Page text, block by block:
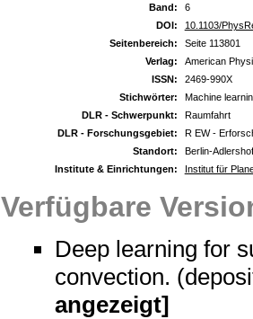
Band:
6
DOI:
10.1103/
Seitenbereich:
Seite 113801
Verlag:
American
ISSN:
2469-990X
Stichwörter:
Machine
DLR - Schwerpunkt:
Raumfahrt
DLR - Forschungsgebiet:
R EW -
Standort:
Berlin-Adlershof
Institute & Einrichtungen:
Institut für
Verfügbare
Deep learning for
convection.
angezeigt]